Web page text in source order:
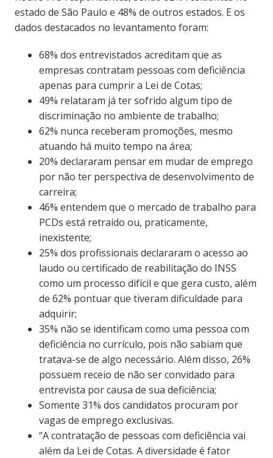
estado de São Paulo e 48% de outros estados. E os
dados destacados no levantamento foram:
68% dos entrevistados acreditam que as
empresas contratam pessoas com deficiência
apenas para cumprir a Lei de Cotas;
49% relataram já ter sofrido algum tipo de
discriminação no ambiente de trabalho;
62% nunca receberam promoções, mesmo
atuando há muito tempo na área;
20% declararam pensar em mudar de emprego
por não ter perspectiva de desenvolvimento de
carreira;
46% entendem que o mercado de trabalho para
PCDs está retraído ou, praticamente,
inexistente;
25% dos profissionais declararam o acesso ao
laudo ou certificado de reabilitação do INSS
como um processo difícil e que gera custo, além
de 62% pontuar que tiveram dificuldade para
adquirir;
35% não se identificam como uma pessoa com
deficiência no currículo, pois não sabiam que
tratava-se de algo necessário. Além disso, 26%
possuem receio de não ser convidado para
entrevista por causa de sua deficiência;
Somente 31% dos candidatos procuram por
vagas de emprego exclusivas.
“A contratação de pessoas com deficiência vai
além da Lei de Cotas. A diversidade é fator